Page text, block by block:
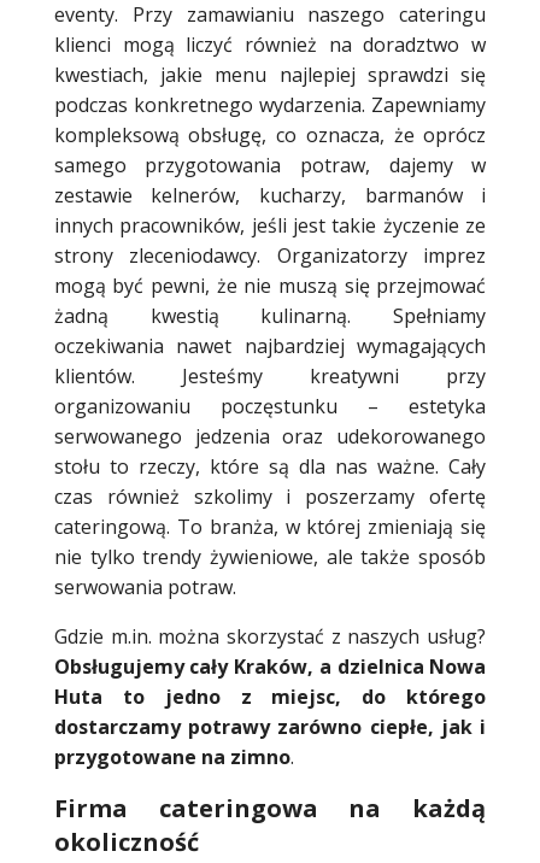
eventy. Przy zamawianiu naszego cateringu
klienci mogą liczyć również na doradztwo w
kwestiach, jakie menu najlepiej sprawdzi się
podczas konkretnego wydarzenia. Zapewniamy
kompleksową obsługę, co oznacza, że oprócz
samego przygotowania potraw, dajemy w
zestawie kelnerów, kucharzy, barmanów i
innych pracowników, jeśli jest takie życzenie ze
strony zleceniodawcy. Organizatorzy imprez
mogą być pewni, że nie muszą się przejmować
żadną kwestią kulinarną. Spełniamy
oczekiwania nawet najbardziej wymagających
klientów. Jesteśmy kreatywni przy
organizowaniu poczęstunku – estetyka
serwowanego jedzenia oraz udekorowanego
stołu to rzeczy, które są dla nas ważne. Cały
czas również szkolimy i poszerzamy ofertę
cateringową. To branża, w której zmieniają się
nie tylko trendy żywieniowe, ale także sposób
serwowania potraw.
Gdzie m.in. można skorzystać z naszych usług?
Obsługujemy cały Kraków, a dzielnica Nowa
Huta to jedno z miejsc, do którego
dostarczamy potrawy zarówno ciepłe, jak i
przygotowane na zimno.
Firma cateringowa na każdą
okoliczność